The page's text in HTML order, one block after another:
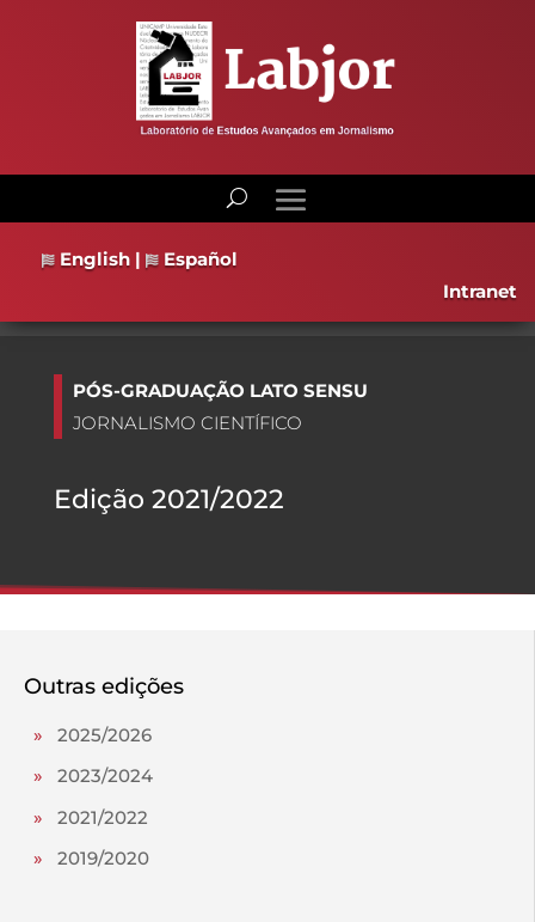
English |
Español
Intranet
PÓS-GRADUAÇÃO LATO SENSU
JORNALISMO CIENTÍFICO
Edição 2021/2022
Outras edições
» 2025/2026
» 2023/2024
» 2021/2022
» 2019/2020